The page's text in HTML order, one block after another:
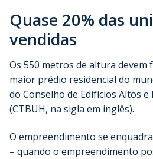
Quase 20% das
vendidas
Os 550 metros de altura devem
maior prédio residencial do
do Conselho de Edifícios Altos
(CTBUH, na sigla em inglês).
O empreendimento se
– quando o empreendimento